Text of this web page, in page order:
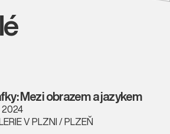
Mezi obrazem a jazykem
2024
V PLZNI / PLZEŇ